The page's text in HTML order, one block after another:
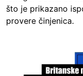
što je prikazano
provere činjenica.